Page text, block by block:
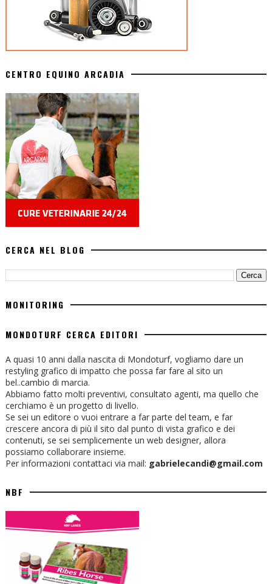
CENTRO EQUINO ARCADIA
CERCA NEL BLOG
MONITORING
MONDOTURF CERCA EDITORI
A quasi 10 anni dalla nascita di Mondoturf, vogliamo dare un
restyling grafico di impatto che possa far fare al sito un
bel..cambio di marcia.
Abbiamo fatto molti preventivi, consultato agenti, ma quello che
cerchiamo è un progetto di livello.
Se sei un editore o vuoi entrare a far parte del team, e far
crescere ancora di più il sito dal punto di vista grafico e dei
contenuti, se sei semplicemente un web designer, allora
possiamo collaborare insieme.
Per informazioni contattaci via mail: gabrielecandi@gmail.com
NBF